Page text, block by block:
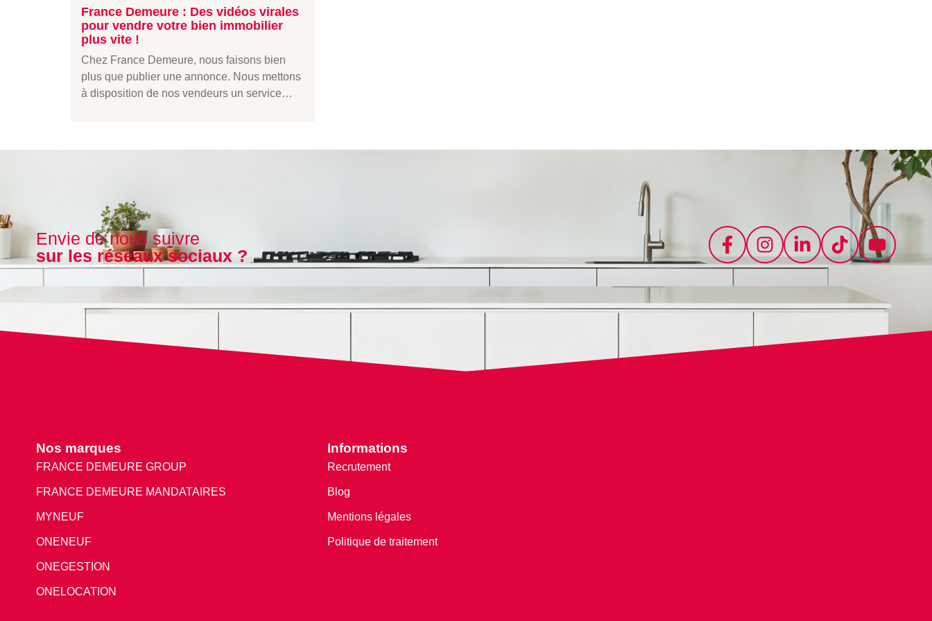
France Demeure : Des vidéos virales
pour vendre votre bien immobilier
plus vite !
Chez France Demeure, nous faisons bien
plus que publier une annonce. Nous mettons
à disposition de nos vendeurs un service…
Envie de nous suivre
sur les réseaux sociaux ?
Nos marques
FRANCE DEMEURE GROUP
FRANCE DEMEURE MANDATAIRES
MYNEUF
ONENEUF
ONEGESTION
ONELOCATION
Informations
Recrutement
Blog
Mentions légales
Politique de traitement